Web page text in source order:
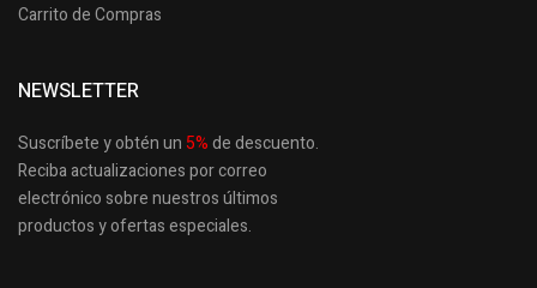
Carrito de Compras
NEWSLETTER
Suscríbete y obtén un 5%de descuento.
Reciba actualizaciones por correo
electrónico sobre nuestros últimos
productosy ofertas especiales.